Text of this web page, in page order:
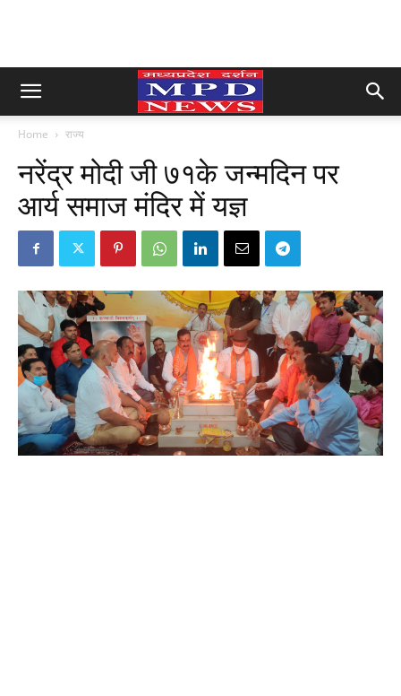
Home राज्य
नरेंद्र मोदी जी ७१के जन्मदिन पर
आर्य समाज मंदिर में यज्ञ